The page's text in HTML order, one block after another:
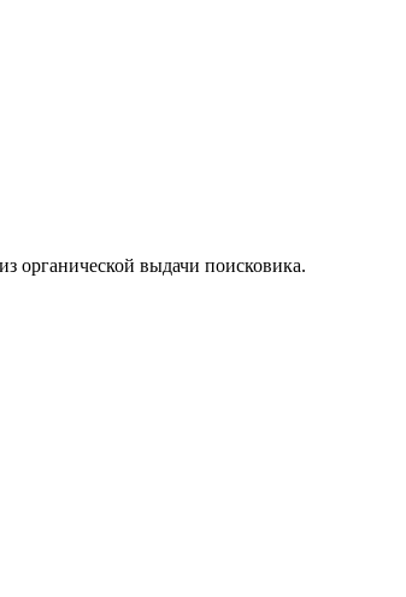
органической выдачи поисковика.